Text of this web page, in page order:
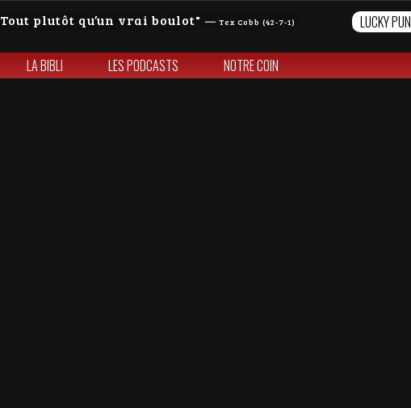
Tout plutôt qu’un vrai boulot — Tex Cobb (42-7-1)
LA BIBLI LES PODCASTS NOTRE COIN